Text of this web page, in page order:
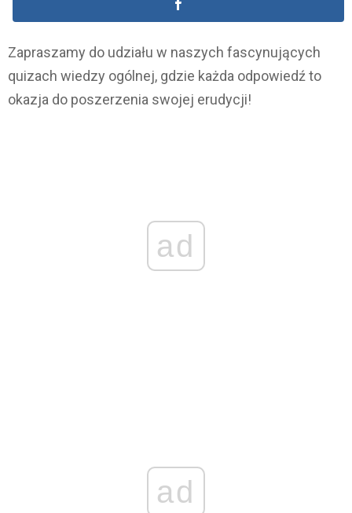
Zapraszamy do udziału w naszych fascynujących
quizach wiedzy ogólnej, gdzie każda odpowiedź to
okazja do poszerzenia swojej erudycji!
ad
ad